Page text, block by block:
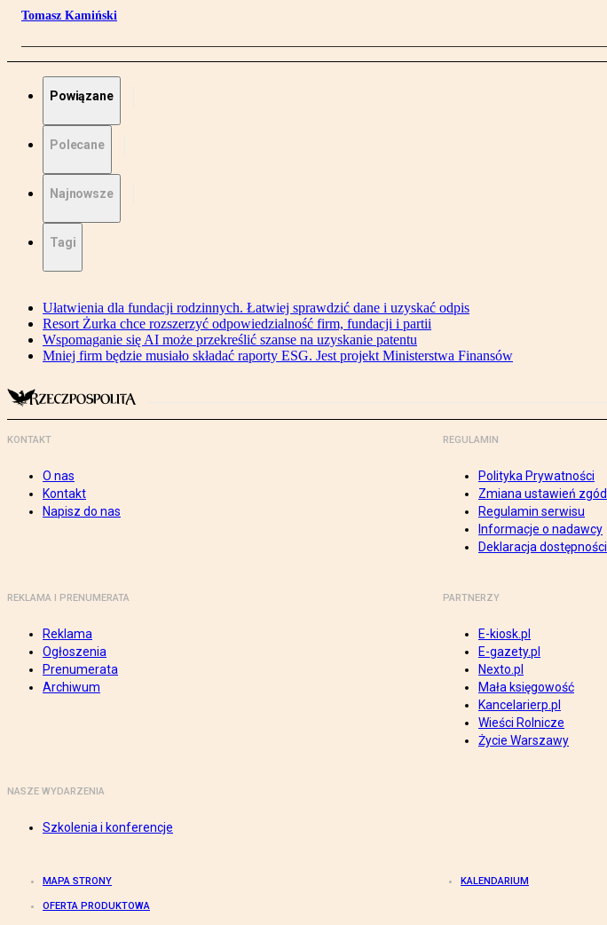
Tomasz Kamiński
Powiązane
Polecane
Najnowsze
Tagi
Ułatwienia dla fundacji rodzinnych. Łatwiej sprawdzić dane i uzyskać odpis
Resort Żurka chce rozszerzyć odpowiedzialność firm, fundacji i partii
Wspomaganie się AI może przekreślić szanse na uzyskanie patentu
Mniej firm będzie musiało składać raporty ESG. Jest projekt Ministerstwa Finansów
KONTAKT
O nas
Kontakt
Napisz do nas
REGULAMIN
Polityka Prywatności
Zmiana ustawień zgód
Regulamin serwisu
Informacje o nadawcy
Deklaracja dostępności
REKLAMA I PRENUMERATA
Reklama
Ogłoszenia
Prenumerata
Archiwum
PARTNERZY
E-kiosk.pl
E-gazety.pl
Nexto.pl
Mała księgowość
Kancelarierp.pl
Wieści Rolnicze
Życie Warszawy
NASZE WYDARZENIA
Szkolenia i konferencje
MAPA STRONY KALENDARIUM
OFERTA PRODUKTOWA